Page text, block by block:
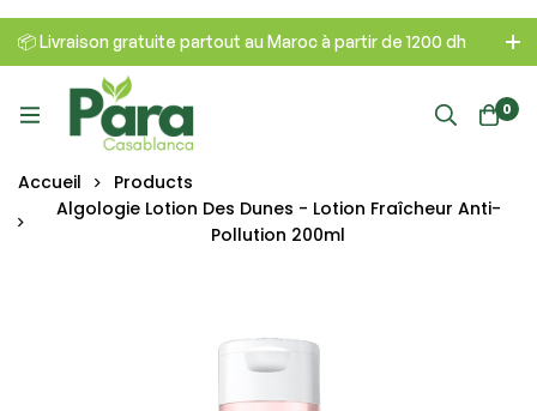
📦 Livraison gratuite partout au Maroc à partir de 1200 dh
0
Accueil
Products
Algologie Lotion Des Dunes - Lotion Fraîcheur Anti-
Pollution 200ml